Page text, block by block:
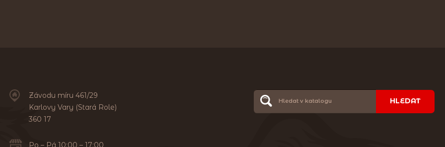
Závodu míru 461/29
Karlovy Vary (Stará Role)
360 17
Po – Pá 10:00 – 17:00
HLEDAT